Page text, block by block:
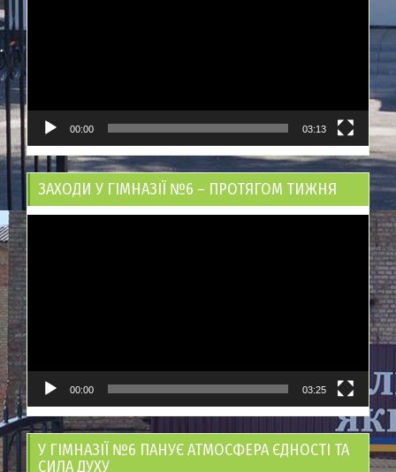
00:00 03:13
ЗАХОДИ У ГІМНАЗІЇ №6 – ПРОТЯГОМ ТИЖНЯ
00:00 03:25
У ГІМНАЗІЇ №6 ПАНУЄ АТМОСФЕРА ЄДНОСТІ ТА
СИЛА ДУХУ